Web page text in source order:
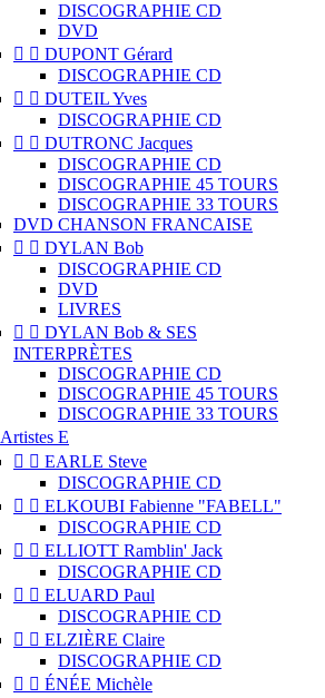
DISCOGRAPHIE CD
DVD
  DUPONT Gérard
DISCOGRAPHIE CD
  DUTEIL Yves
DISCOGRAPHIE CD
  DUTRONC Jacques
DISCOGRAPHIE CD
DISCOGRAPHIE 45 TOURS
DISCOGRAPHIE 33 TOURS
DVD CHANSON FRANCAISE
  DYLAN Bob
DISCOGRAPHIE CD
DVD
LIVRES
  DYLAN Bob & SES
INTERPRÈTES
DISCOGRAPHIE CD
DISCOGRAPHIE 45 TOURS
DISCOGRAPHIE 33 TOURS
Artistes E
  EARLE Steve
DISCOGRAPHIE CD
  ELKOUBI Fabienne "FABELL"
DISCOGRAPHIE CD
  ELLIOTT Ramblin' Jack
DISCOGRAPHIE CD
  ELUARD Paul
DISCOGRAPHIE CD
  ELZIÈRE Claire
DISCOGRAPHIE CD
  ÉNÉE Michèle